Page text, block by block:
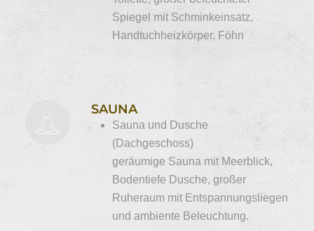
Spiegel mit Schminkeinsatz,
Handtuchheizkörper, Föhn
SAUNA
Sauna und Dusche
(Dachgeschoss)
geräumige Sauna mit Meerblick,
Bodentiefe Dusche, großer
Ruheraum mit Entspannungsliegen
und ambiente Beleuchtung.